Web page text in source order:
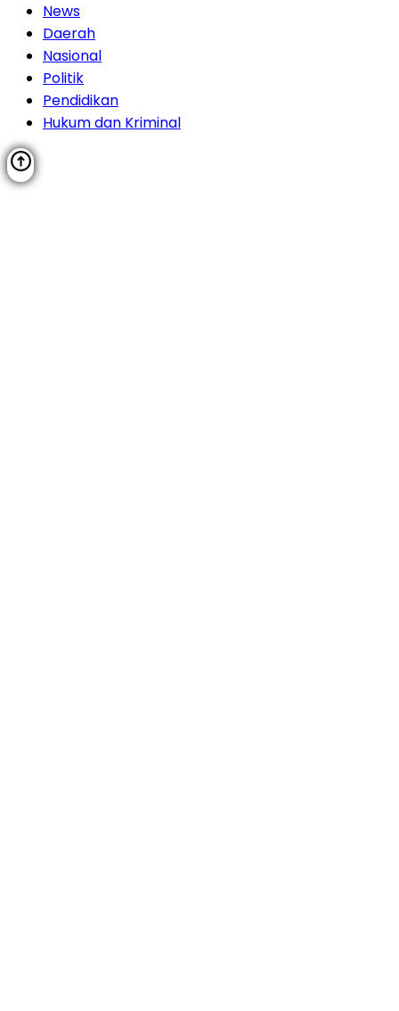
News
Daerah
Nasional
Politik
Pendidikan
Hukum dan Kriminal